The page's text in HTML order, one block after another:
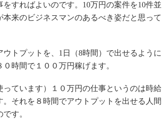
すればよいのです。10万円の案件を10件並
来のビジネスマンのあるべき姿だと思って
トプットを、1日（8時間）で出せるように
時間で１００万円稼げます。
ています）１０万円の仕事というのは時給
それを８時間でアウトプットを出せる人間
す。